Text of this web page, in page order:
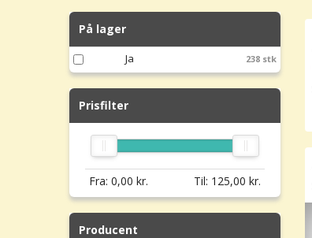
På lager
Ja 238 stk
Prisfilter
Fra: 0,00 kr. Til: 125,00 kr.
Producent